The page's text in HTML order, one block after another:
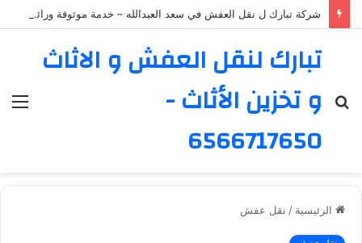
شركة تبارك ل نقل العفش في سعد العبدالله – خدمة موثوقة ورائدة
تبارك لنقل العفش و الاثاث
و تخزين الأثاث -
6566717650
بحث
الرئيسية / نقل عفش